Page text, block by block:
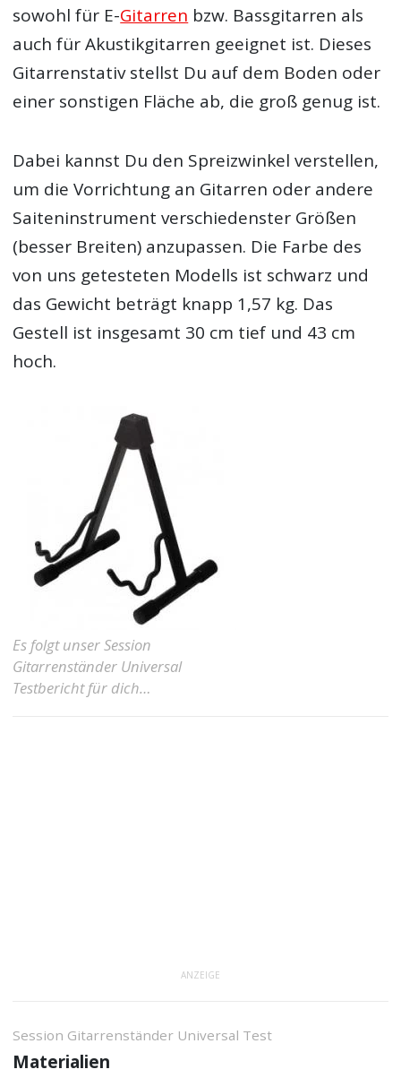
sowohl für E-Gitarren bzw. Bassgitarren als
auch für Akustikgitarren geeignet ist. Dieses
Gitarrenstativ stellst Du auf dem Boden oder
einer sonstigen Fläche ab, die groß genug ist.
Dabei kannst Du den Spreizwinkel verstellen,
um die Vorrichtung an Gitarren oder andere
Saiteninstrument verschiedenster Größen
(besser Breiten) anzupassen. Die Farbe des
von uns getesteten Modells ist schwarz und
das Gewicht beträgt knapp 1,57 kg. Das
Gestell ist insgesamt 30 cm tief und 43 cm
hoch.
Es folgt unser Session
Gitarrenständer Universal
Testbericht für dich…
ANZEIGE
Session Gitarrenständer Universal Test
Materialien